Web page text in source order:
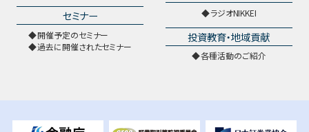
セミナー
開催予定のセミナー
過去に開催されたセミナー
ラジオNIKKEI
投資教育・地域貢献
各種活動のご紹介